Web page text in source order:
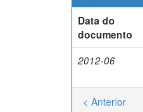
Data do
documento
2012-06
< Anterior